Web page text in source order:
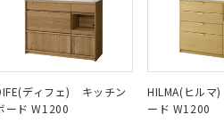
ディフェ) キッチン
ード W1200
HILMA(ヒルマ
ード W1200